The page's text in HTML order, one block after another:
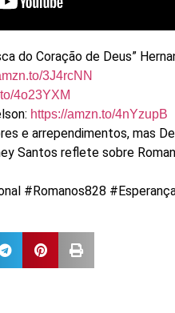
do Coração de Deus”
3J4rcNN
4o23YXM
https://amzn.to/4nYzupB
e arrependimentos, mas
Santos reflete sobre
#Romanos828